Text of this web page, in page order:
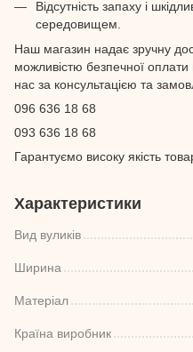
Відсутність запаху і
середовищем.
Наш магазин надає зручну
можливістю безпечної
нас за консультацією та
096 636 18 68
093 636 18 68
Гарантуємо високу якість
Характеристики
Вид вуликів
Ширина
Матеріал
Країна виробник